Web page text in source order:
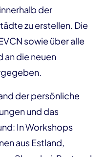
der
zu erstellen. Die
sowie über alle
an die neuen
der persönliche
und das
In Workshops
aus Estland,